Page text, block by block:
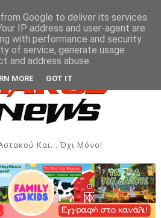
και Δημιουργιών ΑΣΤΑΚΌΣ
Και... Όχι Μόνο!
Google to deliver its services
IP address and user-agent are
with performance and security
of service, generate usage
and address abuse.
MORE GOT IT